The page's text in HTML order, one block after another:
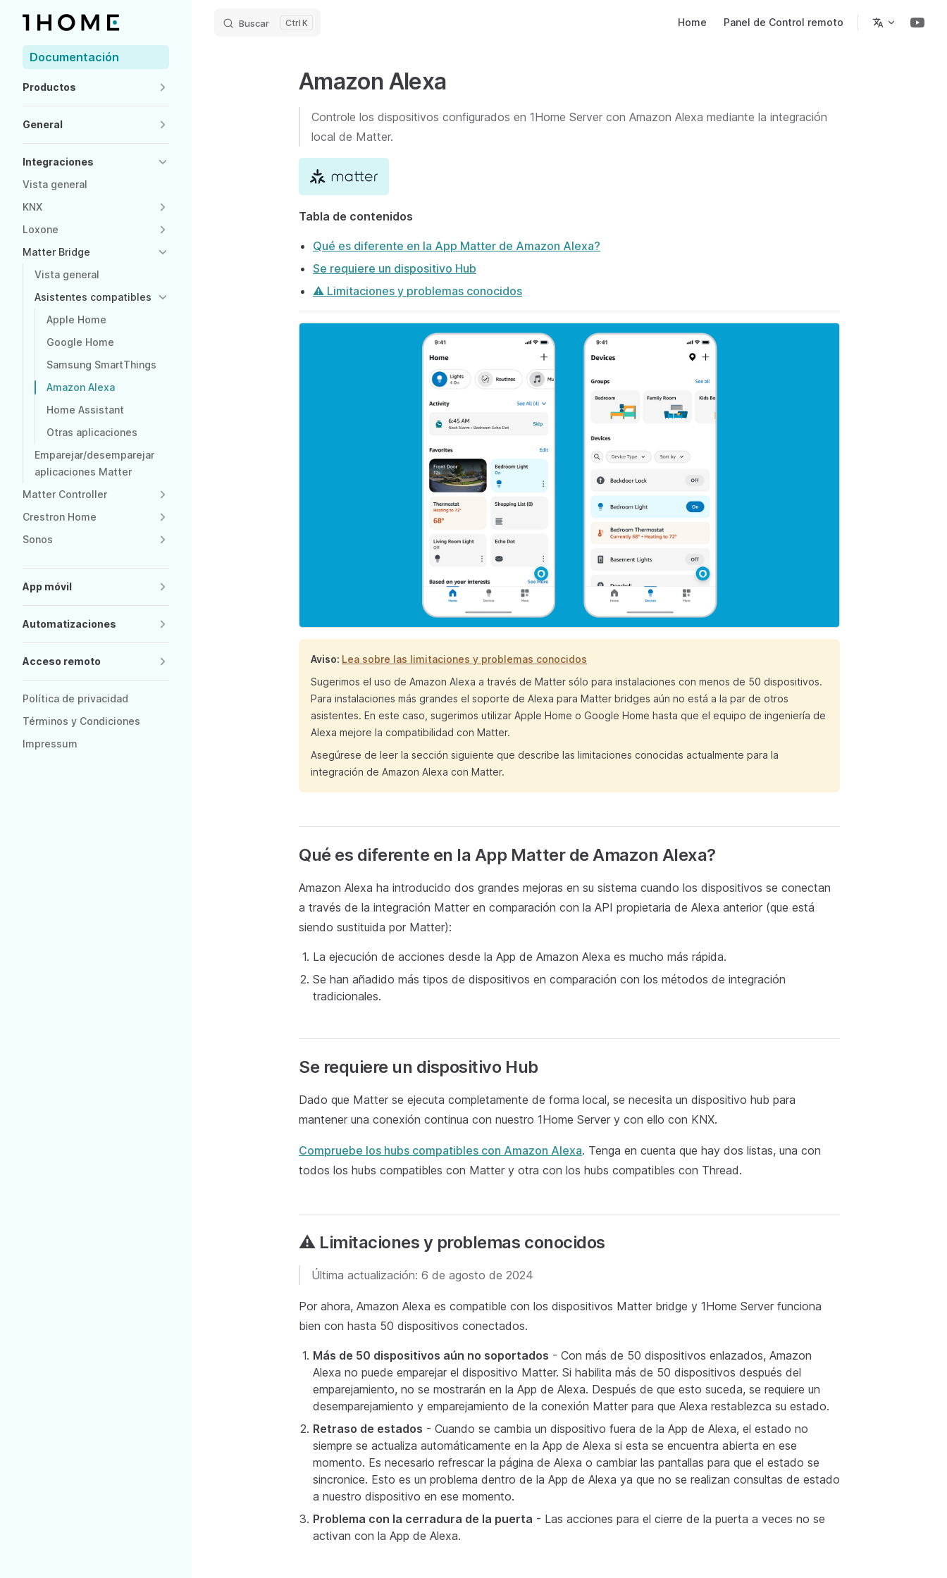
Skip to content Buscar K Home Panel de Control remoto
Sidebar Navigation
Documentación
Productos
General
Integraciones
Vista general
KNX
Loxone
Matter Bridge
Vista general
Asistentes compatibles
Apple Home
Google Home
Samsung SmartThings
Amazon Alexa
Home Assistant
Otras aplicaciones
Emparejar/desemparejar
aplicaciones Matter
Matter Controller
Crestron Home
Sonos
App móvil
Automatizaciones
Acceso remoto
Política de privacidad
Términos y Condiciones
Impressum
Amazon Alexa
Controle los dispositivos configurados en 1Home Server con Amazon Alexa mediante la integración
local de Matter.
Tabla de contenidos
Qué es diferente en la App Matter de Amazon Alexa?
Se requiere un dispositivo Hub
⚠️ Limitaciones y problemas conocidos
Aviso: Lea sobre las limitaciones y problemas conocidos
Sugerimos el uso de Amazon Alexa a través de Matter sólo para instalaciones con menos de 50 dispositivos.
Para instalaciones más grandes el soporte de Alexa para Matter bridges aún no está a la par de otros
asistentes. En este caso, sugerimos utilizar Apple Home o Google Home hasta que el equipo de ingeniería de
Alexa mejore la compatibilidad con Matter.
Asegúrese de leer la sección siguiente que describe las limitaciones conocidas actualmente para la
integración de Amazon Alexa con Matter.
Qué es diferente en la App Matter de Amazon Alexa?
Amazon Alexa ha introducido dos grandes mejoras en su sistema cuando los dispositivos se conectan
a través de la integración Matter en comparación con la API propietaria de Alexa anterior (que está
siendo sustituida por Matter):
La ejecución de acciones desde la App de Amazon Alexa es mucho más rápida.
Se han añadido más tipos de dispositivos en comparación con los métodos de integración
tradicionales.
Se requiere un dispositivo Hub
Dado que Matter se ejecuta completamente de forma local, se necesita un dispositivo hub para
mantener una conexión continua con nuestro 1Home Server y con ello con KNX.
Compruebe los hubs compatibles con Amazon Alexa. Tenga en cuenta que hay dos listas, una con
todos los hubs compatibles con Matter y otra con los hubs compatibles con Thread.
⚠️ Limitaciones y problemas conocidos
Última actualización: 6 de agosto de 2024
Por ahora, Amazon Alexa es compatible con los dispositivos Matter bridge y 1Home Server funciona
bien con hasta 50 dispositivos conectados.
Más de 50 dispositivos aún no soportados - Con más de 50 dispositivos enlazados, Amazon
Alexa no puede emparejar el dispositivo Matter. Si habilita más de 50 dispositivos después del
emparejamiento, no se mostrarán en la App de Alexa. Después de que esto suceda, se requiere un
desemparejamiento y emparejamiento de la conexión Matter para que Alexa restablezca su estado.
Retraso de estados - Cuando se cambia un dispositivo fuera de la App de Alexa, el estado no
siempre se actualiza automáticamente en la App de Alexa si esta se encuentra abierta en ese
momento. Es necesario refrescar la página de Alexa o cambiar las pantallas para que el estado se
sincronice. Esto es un problema dentro de la App de Alexa ya que no se realizan consultas de estado
a nuestro dispositivo en ese momento.
Problema con la cerradura de la puerta - Las acciones para el cierre de la puerta a veces no se
activan con la App de Alexa.